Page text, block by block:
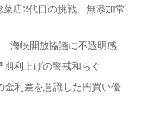
店2代目の挑戦、無添加常
海峡開放協議に不透明感
利上げの警戒和らぐ
利差を意識した円買い優